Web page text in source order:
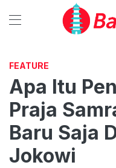
FEATURE
Apa Itu
Praja
Baru Saja
Jokowi